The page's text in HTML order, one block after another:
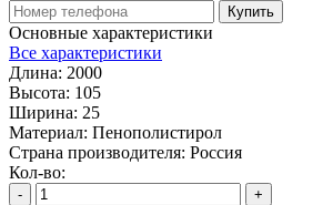
Купить
Основные характеристики
Все характеристики
Длина: 2000
Высота: 105
Ширина: 25
Материал: Пенополистирол
Страна производителя: Россия
Кол-во:
-
+